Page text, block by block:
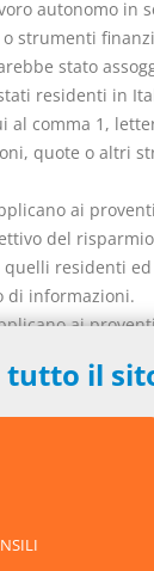
autonomo in
strumenti
stato
residenti in
comma 1,
quote o altri
ai
del
residenti
di informazioni.
ai
tutto il